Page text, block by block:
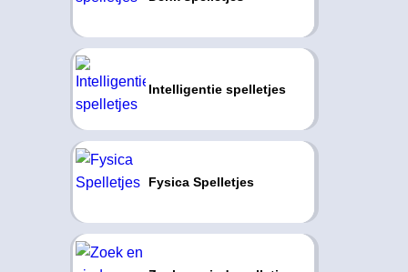
Intelligentie spelletjes
Fysica Spelletjes